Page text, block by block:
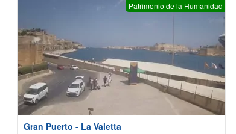
Patrimonio de la Humanidad
Gran Puerto - La Valetta